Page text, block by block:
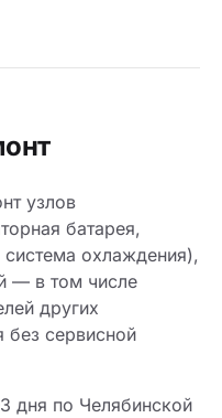
узлов
батарея,
охлаждения),
— в том числе
других
без сервисной
дня по Челябинской